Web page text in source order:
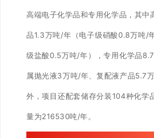
高端电子化学品和专用化学品，其中
品1.3万吨/年（电子级硝酸0.8万吨/
级盐酸0.5万吨/年），专用化学品
属抛光液3万吨/年、复配液产品5.7
外，项目还配套储存分装104种化学
量为216530吨/年。